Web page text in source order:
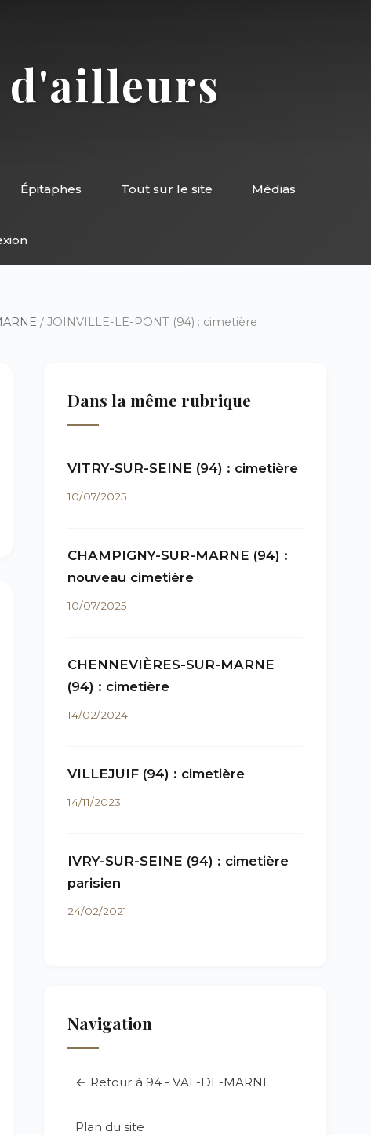
d'ailleurs
Épitaphes Tout sur le site Médias
/ JOINVILLE-LE-PONT (94) : cimetière
Dans la même rubrique
VITRY-SUR-SEINE (94) : cimetière
10/07/2025
CHAMPIGNY-SUR-MARNE (94) :
nouveau cimetière
10/07/2025
CHENNEVIÈRES-SUR-MARNE
(94) : cimetière
14/02/2024
VILLEJUIF (94) : cimetière
14/11/2023
IVRY-SUR-SEINE (94) : cimetière
parisien
24/02/2021
Navigation
← Retour à 94 - VAL-DE-MARNE
Plan du site